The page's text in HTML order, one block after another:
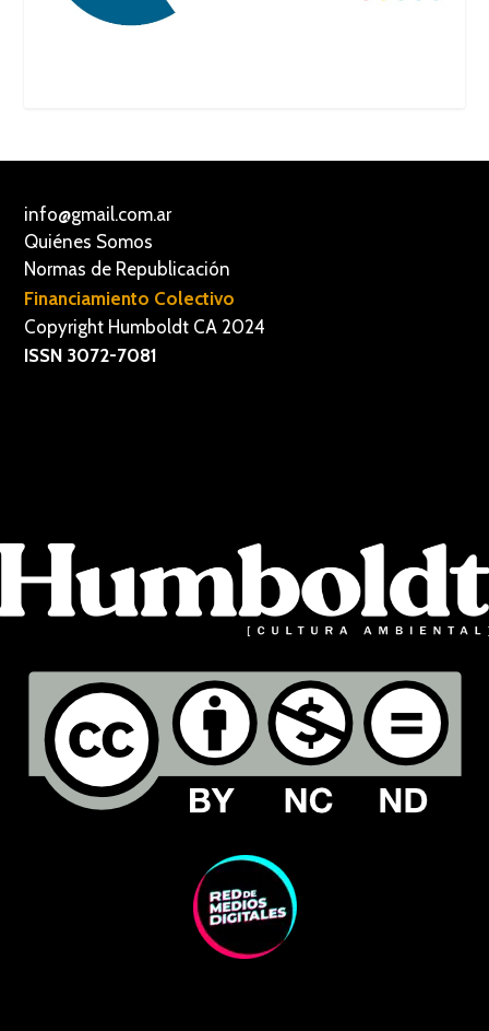
info@gmail.com.ar
Quiénes Somos
Normas de Republicación
Financiamiento Colectivo
Copyright Humboldt CA 2024
ISSN 3072-7081